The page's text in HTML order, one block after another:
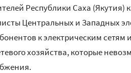
Республики Саха (Якутия)
Центральных и Западных
к электрическим сетям
хозяйства, которые